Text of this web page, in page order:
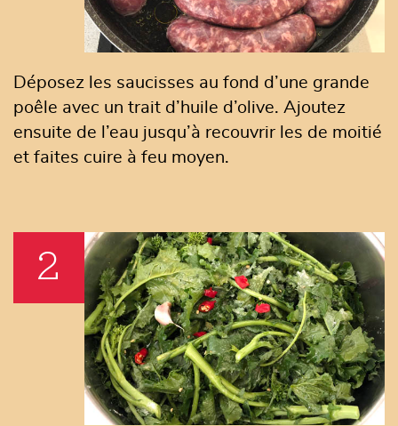
Déposez les saucisses au fond d’une grande
poêle avec un trait d’huile d’olive. Ajoutez
ensuite de l’eau jusqu’à recouvrir les de moitié
et faites cuire à feu moyen.
2